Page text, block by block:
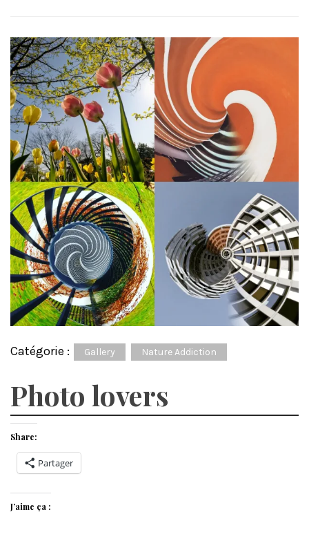
Catégorie : Gallery Nature Addiction
Photo lovers
Share:
Partager
J’aime ça :